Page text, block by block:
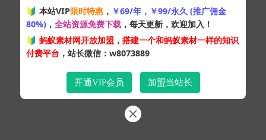
Copyright © 2024蚂蚁素材网- 版权所有 All rights reserved.
粤ICP备19095528号
XML网站地图HTML网站地图 百度地图
SQL：48
Pages：0.39440s
🔰 本站VIP限时特惠 ， ￥69/年，￥99/永久 (推广佣金
80%) ， 全站资源免费下载 ，每天更新，欢迎加入！
🔰 蚂蚁素材网开放加盟，搭建一个和蚂蚁素材一样的知识
付费平台 ，站长微信：w8073889
开通VIP会员 加盟当站长